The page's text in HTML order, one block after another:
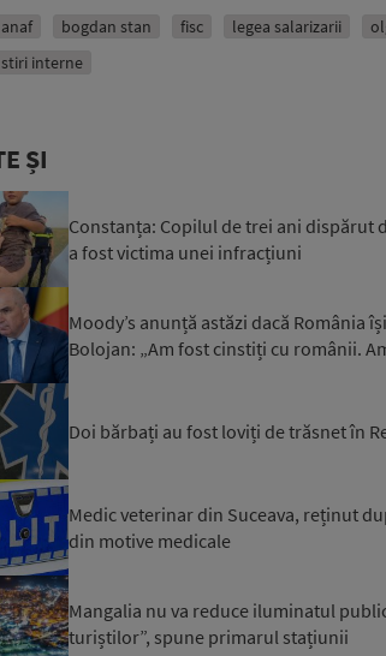
anaf bogdan stan fisc legea salarizarii
stiri interne
ȘI
Constanța: Copilul de trei ani dispărut
a fost victima unei infracțiuni
Moody’s anunță astăzi dacă România
Bolojan: „Am fost cinstiți cu românii.
Doi bărbați au fost loviți de trăsnet în
Medic veterinar din Suceava, reținut
din motive medicale
Mangalia nu va reduce iluminatul
turiștilor”, spune primarul stațiunii